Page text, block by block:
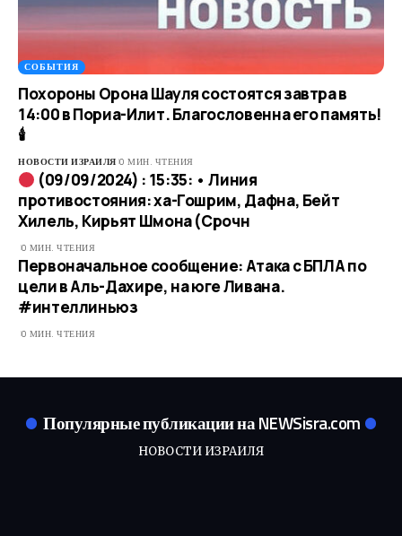
СОБЫТИЯ
Похороны Орона Шауля состоятся завтра в
14:00 в Пориа-Илит. Благословенна его память!
🕯
НОВОСТИ ИЗРАИЛЯ 0 МИН. ЧТЕНИЯ
(09/09/2024) : 15:35: • Линия
противостояния: ха-Гошрим, Дафна, Бейт
Хилель, Кирьят Шмона (Срочн
0 МИН. ЧТЕНИЯ
Первоначальное сообщение: Атака с БПЛА по
цели в Аль-Дахире, на юге Ливана.
#интеллиньюз
0 МИН. ЧТЕНИЯ
Популярные публикации на NEWSisra.com
НОВОСТИ ИЗРАИЛЯ